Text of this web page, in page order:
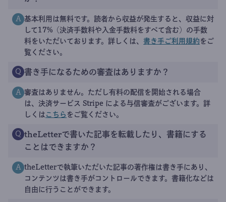
A 基本利用は無料です。読者から収益が発生すると、収益に対
して17%（決済手数料や入金手数料をすべて含む）の手数
料をいただいております。詳しくは、 書き手ご利用規約 をご
覧ください。
Q 書き手になるための審査はありますか？
A 審査はありません。ただし有料の配信を開始される場合
は、決済サービス Stripe による与信審査がございます。詳
しくは こちら をご覧ください。
Q theLetterで書いた記事を転載したり、書籍にする
ことはできますか？
A theLetterで執筆いただいた記事の著作権は書き手にあり、
コンテンツは書き手がコントロールできます。書籍化などは
自由に行うことができます。